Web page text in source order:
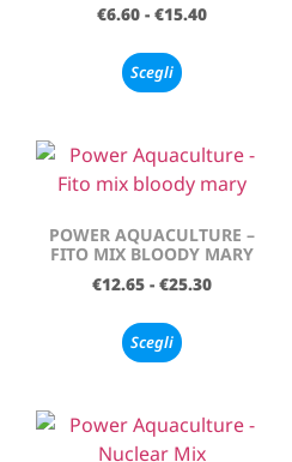
€6.60 - €15.40
Scegli
POWER AQUACULTURE –
FITO MIX BLOODY MARY
€12.65 - €25.30
Scegli